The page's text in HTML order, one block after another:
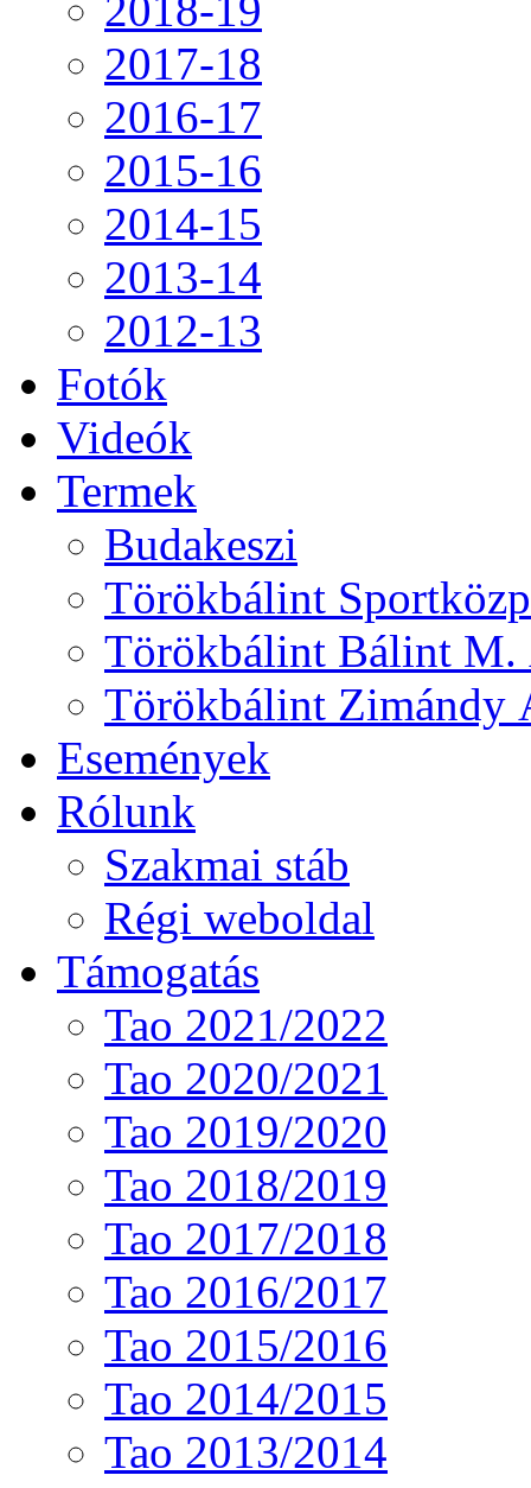
2017-18
2016-17
2015-16
2014-15
2013-14
2012-13
Fotók
Videók
Termek
Budakeszi
Törökbálint
Törökbálint Bálint
Törökbálint Zimándy
Események
Rólunk
Szakmai stáb
Régi weboldal
Támogatás
Tao 2021/2022
Tao 2020/2021
Tao 2019/2020
Tao 2018/2019
Tao 2017/2018
Tao 2016/2017
Tao 2015/2016
Tao 2014/2015
Tao 2013/2014